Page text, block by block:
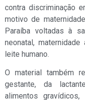
contra discriminação
motivo de
Paraíba voltadas à
neonatal,
leite humano.
O material também
gestante, da
alimentos